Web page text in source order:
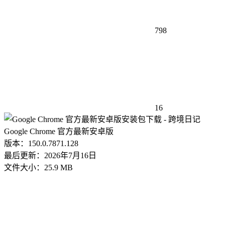
798
16
Google Chrome 官方最新安卓版
版本：150.0.7871.128
最后更新：2026年7月16日
文件大小：25.9 MB